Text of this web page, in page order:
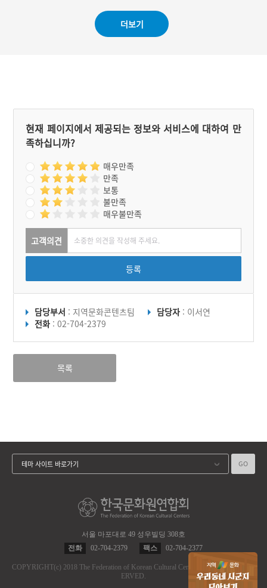
악성황과 함께 알아주는 신
으로 알려졌다. 지역의 학자
들 중심으로 복원된 전주 성
내기 전에 우선 제의를 주관
할 제주를 선정한다. 제의를
지내는 비용은 마을의 공동
명태포, 떡과 술 등이다. 제
의는 유교식으로 행한다. 제
의 순서는 제물을 진설한 다
더보기
현재 페이지에서 제공되는 정보와 서비스에 대하여 만
족하십니까?
매우만족
만족
보통
불만족
매우불만족
고객의견
등록
담당부서 : 지역문화콘텐츠팀 담당자 : 이서연
전화 : 02-704-2379
목록
서울 마포대로 49 성우빌딩 308호
전화
02-704-2379 팩스 02-704-2377
COPYRIGHT(c) 2018 The Federation of Korean Cultural Centers.
ALL RIGHT RES
ERVED.
테마 사이트 바로가기 GO